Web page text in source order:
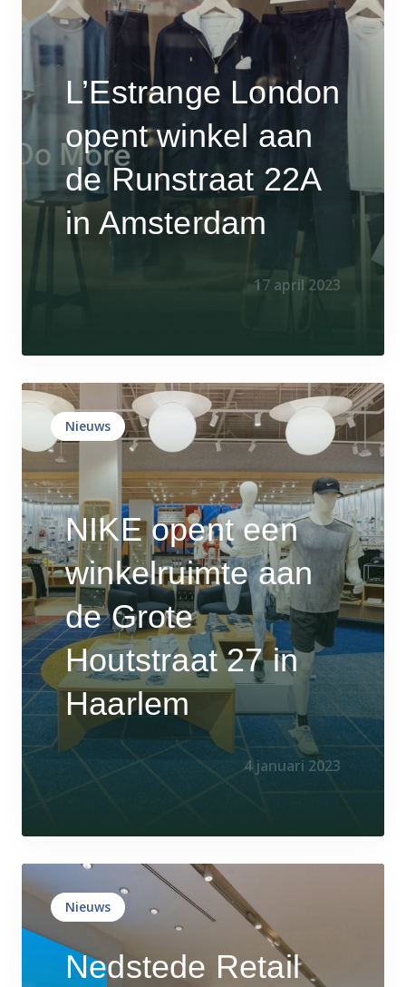
L’Estrange London
opent winkel aan
de Runstraat 22A
in Amsterdam
17 april 2023
Nieuws
NIKE opent een
winkelruimte aan
de Grote
Houtstraat 27 in
Haarlem
4 januari 2023
Nieuws
Nedstede Retail